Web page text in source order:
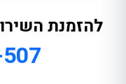
להזמנת